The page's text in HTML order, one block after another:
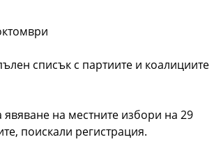
списък с партиите и коалициите
на местните избори на 29
поискали регистрация.